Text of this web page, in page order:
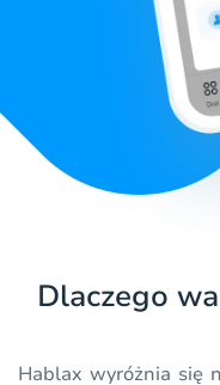
Dlaczego
Hablax wyróżnia się